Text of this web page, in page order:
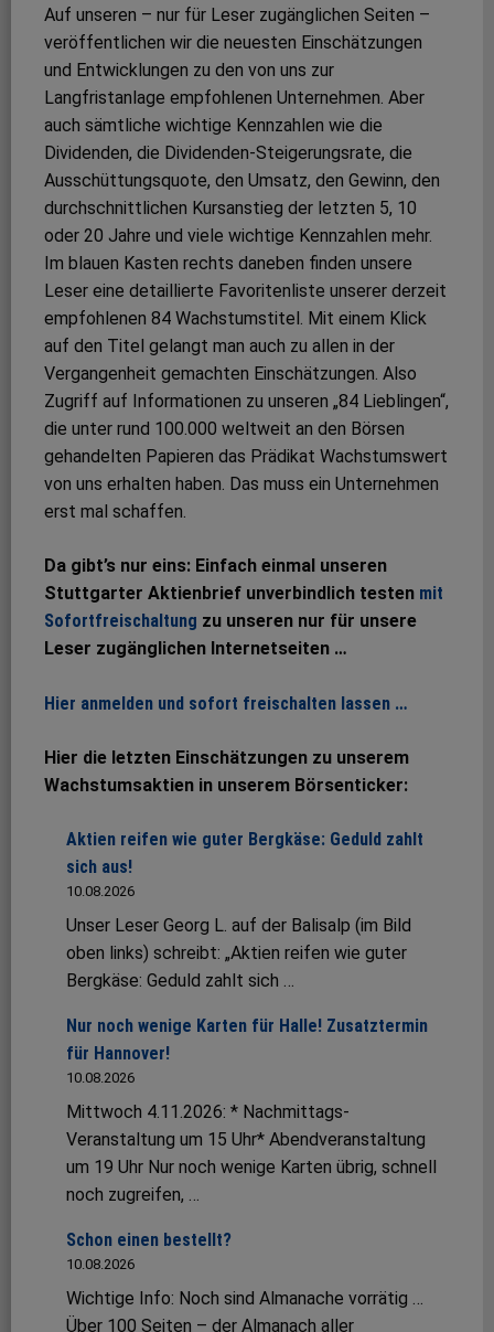
Auf unseren – nur für Leser zugänglichen Seiten –
veröffentlichen wir die neuesten Einschätzungen
und Entwicklungen zu den von uns zur
Langfristanlage empfohlenen Unternehmen. Aber
auch sämtliche wichtige Kennzahlen wie die
Dividenden, die Dividenden-Steigerungsrate, die
Ausschüttungsquote, den Umsatz, den Gewinn, den
durchschnittlichen Kursanstieg der letzten 5, 10
oder 20 Jahre und viele wichtige Kennzahlen mehr.
Im blauen Kasten rechts daneben finden unsere
Leser eine detaillierte Favoritenliste unserer derzeit
empfohlenen 84 Wachstumstitel. Mit einem Klick
auf den Titel gelangt man auch zu allen in der
Vergangenheit gemachten Einschätzungen. Also
Zugriff auf Informationen zu unseren „84 Lieblingen“,
die unter rund 100.000 weltweit an den Börsen
gehandelten Papieren das Prädikat Wachstumswert
von uns erhalten haben. Das muss ein Unternehmen
erst mal schaffen.
Da gibt’s nur eins: Einfach einmal unseren
Stuttgarter Aktienbrief unverbindlich testen mit
Sofortfreischaltung zu unseren nur für unsere
Leser zugänglichen Internetseiten …
Hier anmelden und sofort freischalten lassen …
Hier die letzten Einschätzungen zu unserem
Wachstumsaktien in unserem Börsenticker:
Aktien reifen wie guter Bergkäse: Geduld zahlt
sich aus!
10.08.2026
Unser Leser Georg L. auf der Balisalp (im Bild
oben links) schreibt: „Aktien reifen wie guter
Bergkäse: Geduld zahlt sich …
Nur noch wenige Karten für Halle! Zusatztermin
für Hannover!
10.08.2026
Mittwoch 4.11.2026: * Nachmittags-
Veranstaltung um 15 Uhr* Abendveranstaltung
um 19 Uhr Nur noch wenige Karten übrig, schnell
noch zugreifen, …
Schon einen bestellt?
10.08.2026
Wichtige Info: Noch sind Almanache vorrätig …
Über 100 Seiten – der Almanach aller